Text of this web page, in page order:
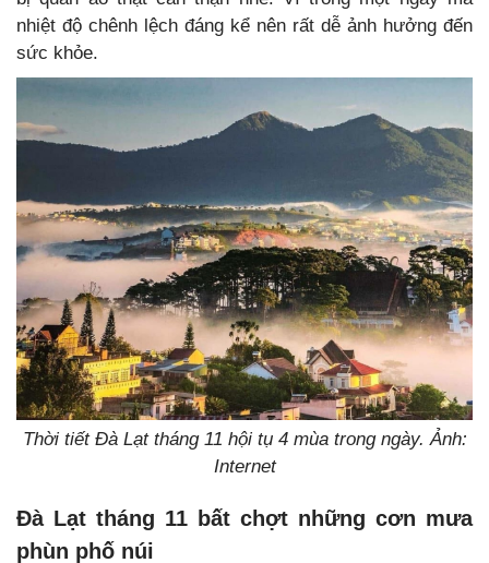
nhiệt độ chênh lệch đáng kể nên rất dễ ảnh hưởng đến
sức khỏe.
Thời tiết Đà Lạt tháng 11 hội tụ 4 mùa trong ngày. Ảnh:
Internet
Đà Lạt tháng 11 bất chợt những cơn mưa
phùn phố núi